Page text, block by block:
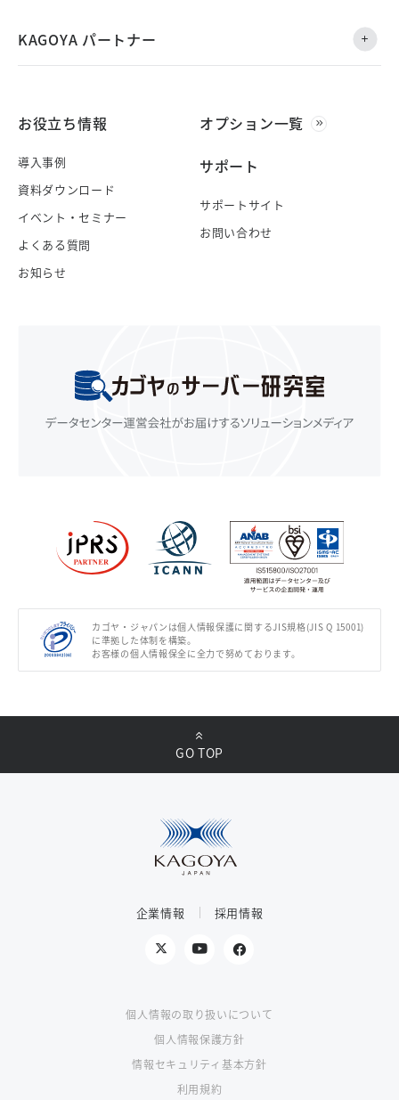
KAGOYA パートナー
お役立ち情報
導入事例
資料ダウンロード
イベント・セミナー
よくある質問
お知らせ
オプション一覧
サポート
サポートサイト
お問い合わせ
カゴヤ・ジャパンは個人情報保護に関するJIS規格(JIS Q 15001)
に準拠した体制を構築。
お客様の個人情報保全に全力で努めております。
企業情報 採用情報
個人情報の取り扱いについて
個人情報保護方針
情報セキュリティ基本方針
利用規約
GO TOP